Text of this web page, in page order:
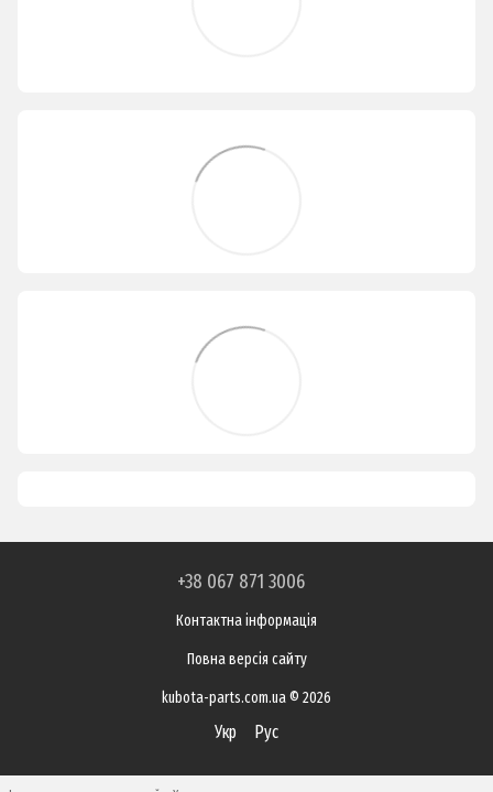
+38 067 871 3006
Контактна інформація
Повна версія сайту
kubota-parts.com.ua © 2026
Укр Рус